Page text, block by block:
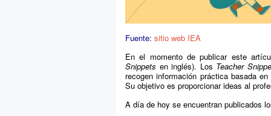
Fuente: sitio web IEA
En el momento de publicar este
Snippets en inglés). Los Teacher
recogen información práctica basada
Su objetivo es proporcionar ideas al
A día de hoy se encuentran publicados